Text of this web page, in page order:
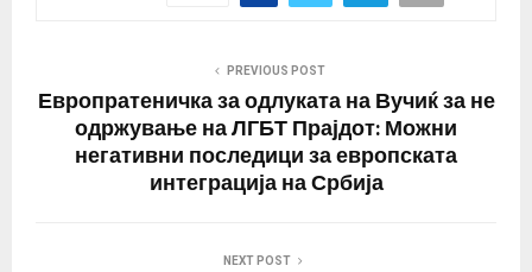
PREVIOUS POST
Европратеничка за одлуката на Вучиќ за не
одржување на ЛГБТ Прајдот: Можни
негативни последици за европската
интеграција на Србија
NEXT POST